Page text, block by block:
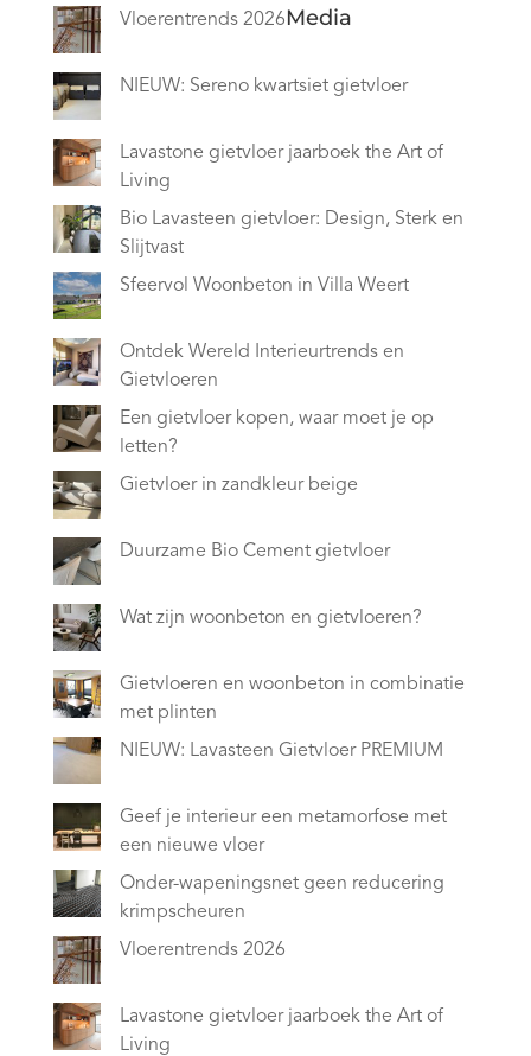
Vloerentrends 2026
NIEUW: Sereno kwartsiet gietvloer
Lavastone gietvloer jaarboek the Art of
Living
Bio Lavasteen gietvloer: Design, Sterk en
Slijtvast
Sfeervol Woonbeton in Villa Weert
Ontdek Wereld Interieurtrends en
Gietvloeren
Een gietvloer kopen, waar moet je op
letten?
Gietvloer in zandkleur beige
Duurzame Bio Cement gietvloer
Wat zijn woonbeton en gietvloeren?
Gietvloeren en woonbeton in combinatie
met plinten
NIEUW: Lavasteen Gietvloer PREMIUM
Geef je interieur een metamorfose met
een nieuwe vloer
Onder-wapeningsnet geen reducering
krimpscheuren
Media
Vloerentrends 2026
Lavastone gietvloer jaarboek the Art of
Living